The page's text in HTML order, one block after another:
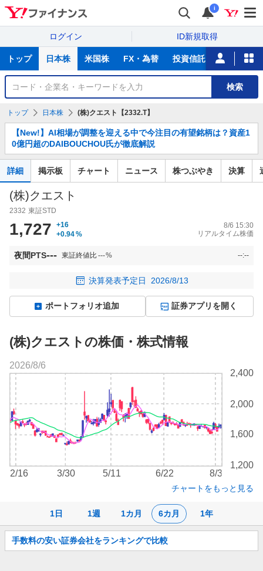
i
ログイン ID新規取得
サ
トップ 日本株 米国株 FX・為替 投資信託 ニュース
銘
検
検索
トップ 日本株 (株)クエスト【2332.T】
知
ら
せ
【New!】AI相場が調整を迎える中で今注目の有望銘柄は？資産1
0億円超のDAIBOUCHOU氏が徹底解説
詳細 掲示板 チャート ニュース 株つぶやき 決算
(株)クエスト
2332 東証STD
1,727
+16
+0.94%
8/6 15:30
リアルタイム株価
夜間PTS--- 東証終値比---% --:--
決算発表予定日 2026/8/13
ポートフォリオ追加 証券アプリを開く
(株)クエストの株価・株式情報
1日 1週 1カ月 6カ月 1年
1,200
1,600
2,000
2,400
2/16 3/30 5/11 6/22 8/3
2026/8/6
チャートをもっと見る
お
知
手数料の安い証券会社をランキングで比較